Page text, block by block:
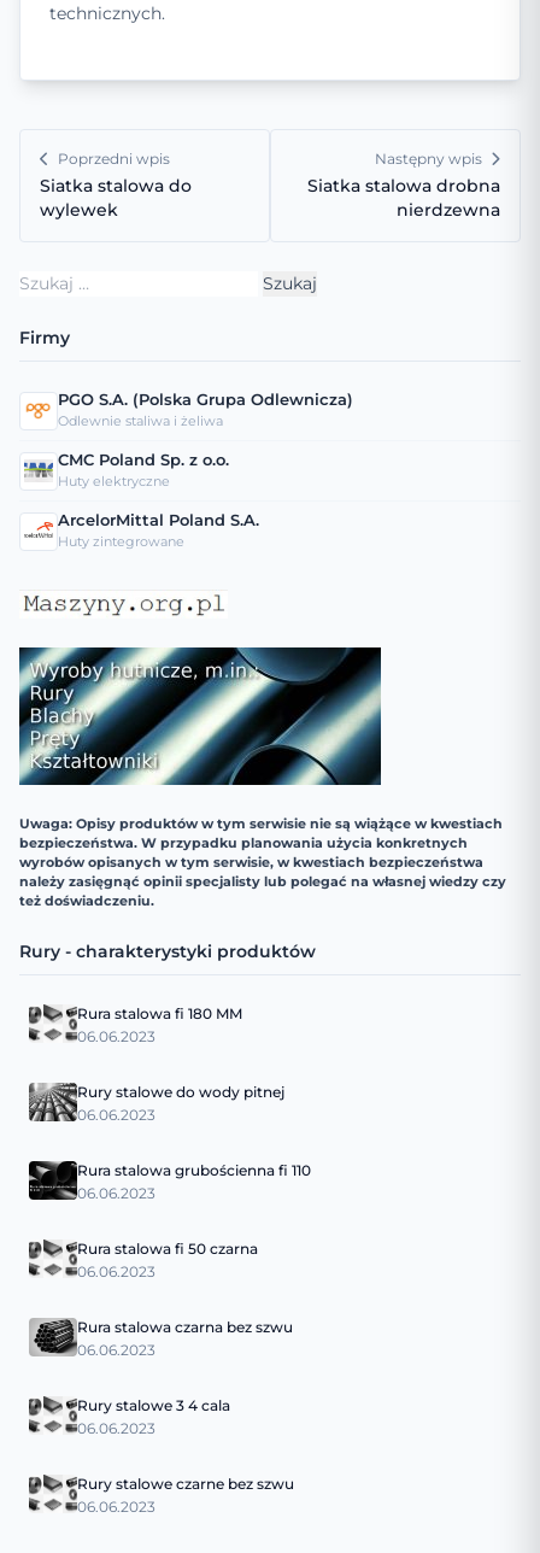
technicznych.
Poprzedni wpis
Siatka stalowa do
wylewek
Następny wpis
Siatka stalowa drobna
nierdzewna
Szukaj:
Firmy
PGO S.A. (Polska Grupa Odlewnicza)
Odlewnie staliwa i żeliwa
CMC Poland Sp. z o.o.
Huty elektryczne
ArcelorMittal Poland S.A.
Huty zintegrowane
Uwaga: Opisy produktów w tym serwisie nie są wiążące w kwestiach
bezpieczeństwa. W przypadku planowania użycia konkretnych
wyrobów opisanych w tym serwisie, w kwestiach bezpieczeństwa
należy zasięgnąć opinii specjalisty lub polegać na własnej wiedzy czy
też doświadczeniu.
Rury - charakterystyki produktów
Rura stalowa fi 180 MM
06.06.2023
Rury stalowe do wody pitnej
06.06.2023
Rura stalowa grubościenna fi 110
06.06.2023
Rura stalowa fi 50 czarna
06.06.2023
Rura stalowa czarna bez szwu
06.06.2023
Rury stalowe 3 4 cala
06.06.2023
Rury stalowe czarne bez szwu
06.06.2023